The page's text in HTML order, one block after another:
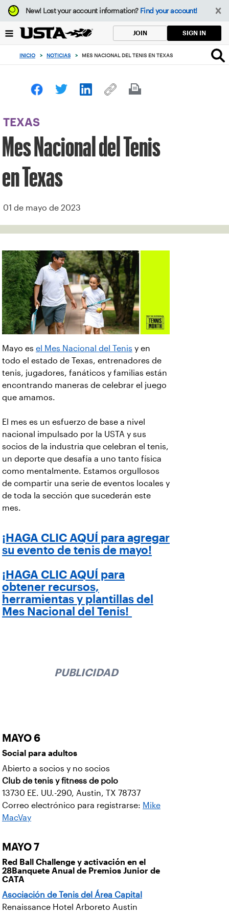
Enfoque
desde
botón
volver
principio
New!Lost your account information? Find your account!
JOIN SIGN IN
INICIO > NOTICIAS > MES NACIONAL DEL TENIS EN TEXAS
TEXAS
Mes Nacional del Tenis
en Texas
01 de mayo de 2023
Mayo es el Mes Nacional del Tenis y en
todo el estado de Texas, entrenadores de
tenis, jugadores, fanáticos y familias están
encontrando maneras de celebrar el juego
que amamos.
El mes es un esfuerzo de base a nivel
nacional impulsado por la USTA y sus
socios de la industria que celebran el tenis,
un deporte que desafía a uno tanto física
como mentalmente. Estamos orgullosos
de compartir una serie de eventos locales y
de toda la sección que sucederán este
mes.
¡HAGA CLIC AQUÍ para agregar
su evento de tenis de mayo!
¡HAGA CLIC AQUÍ para
obtener recursos,
herramientas y plantillas del
Mes Nacional del Tenis!
PUBLICIDAD
MAYO 6
Social para adultos
Abierto a socios y no socios
Club de tenis y fitness de polo
13730 EE. UU.-290, Austin, TX 78737
Correo electrónico para registrarse: Mike
MacVay
MAYO 7
Red Ball Challenge y activación en el
28Banquete Anual de Premios Junior de
CATA
Asociación de Tenis del Área Capital
Renaissance Hotel Arboreto Austin